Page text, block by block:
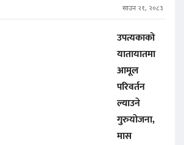
साउन २१, २०८३
उपत्यकाको
यातायातमा
आमूल
परिवर्तन
ल्याउने
गुरुयोजना,
मास